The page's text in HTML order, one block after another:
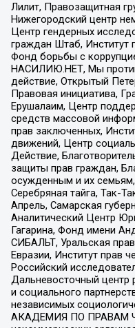
Лилит, Правозащитная
Нижегородский центр
Центр гендерных
граждан Штаб, Институт
Фонд борьбы с
НАСИЛИЮ.НЕТ, Мы
действие, Открытый
Правовая инициатива,
Ерушалаим, Центр
средств массовой
прав заключенных,
движений, Центр
Действие,
защиты прав граждан,
осужденным и их
Серебряная тайга, Так-
Апрель, Самарская
Аналитический Центр
Гагарина, Фонд имени
СИБАЛЬТ, Уральская
Евразии, Институт прав
Российский
Дальневосточный центр
и социального
независимых
АКАДЕМИЯ ПО ПРАВАМ